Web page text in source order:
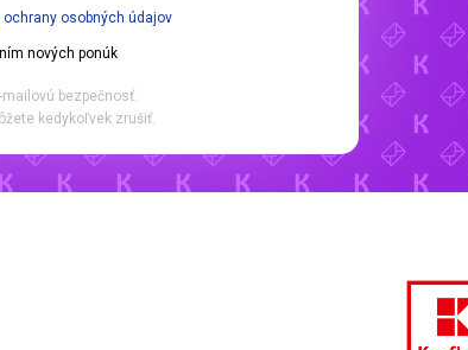
ochrany osobných údajov
nových ponúk
bezpečnosť.
kedykoľvek zrušiť.